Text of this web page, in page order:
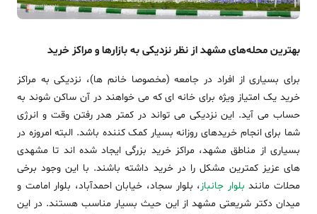
بهترین محله‌های مشهد از نظر نزدیکی به بازارها و مراکز خرید
برای بسیاری از افراد در جامعه (مخصوصا خانم ها)، نزدیکی به مراکز
خرید یک امتیاز ویژه برای خانه ای که می خواهند در آن ساکن شوند به
حساب می آید. این نزدیکی می تواند در کمتر هدر رفتن وقت و انرژی
شما برای انجام خریدهای روزانه بسیار کمک کننده باشد. البته امروزه در
بسیاری از مناطق مشهد، مراکز خرید بزرگی ایجاد شده اند تا مشهدی
های عزیز کمترین مشکل را در خرید داشته باشند. با این وجود برخی
محلات مانند بلوار جانباز، بلوار سجاد، خیابان احمدآباد، بلوار امامت و
میدان دکتر شریعتی مشهد از این حیث بسیار مناسب هستند. در این